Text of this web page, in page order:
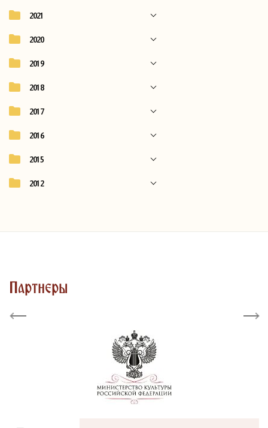
2021
2020
2019
2018
2017
2016
2015
2012
Партнеры
Previous Next